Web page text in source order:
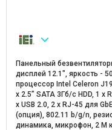
Панельный
дисплей 12.1", яркость -
процессор Intel Celeron
x 2.5” SATA 3Гб/с HDD, 1 x
x USB 2.0, 2 x RJ-45 для
(опция), 802.11 b/g/n,
динамика, микрофон, 2 М